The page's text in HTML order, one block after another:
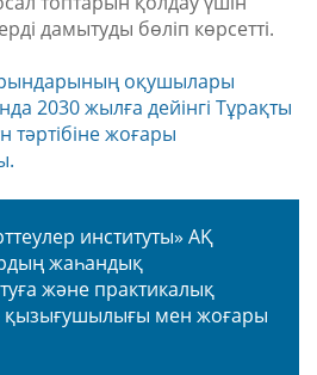
дамытуды бөліп көрсетті.
оқушылары
2030 жылға дейінгі Тұрақты
жоғары
институты» АҚ
жаһандық
және практикалық
қызығушылығы мен жоғары